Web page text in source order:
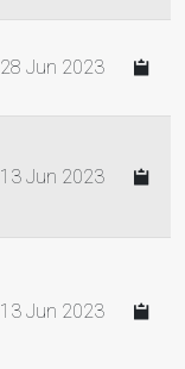
28 Jun 2023
13 Jun 2023
13 Jun 2023